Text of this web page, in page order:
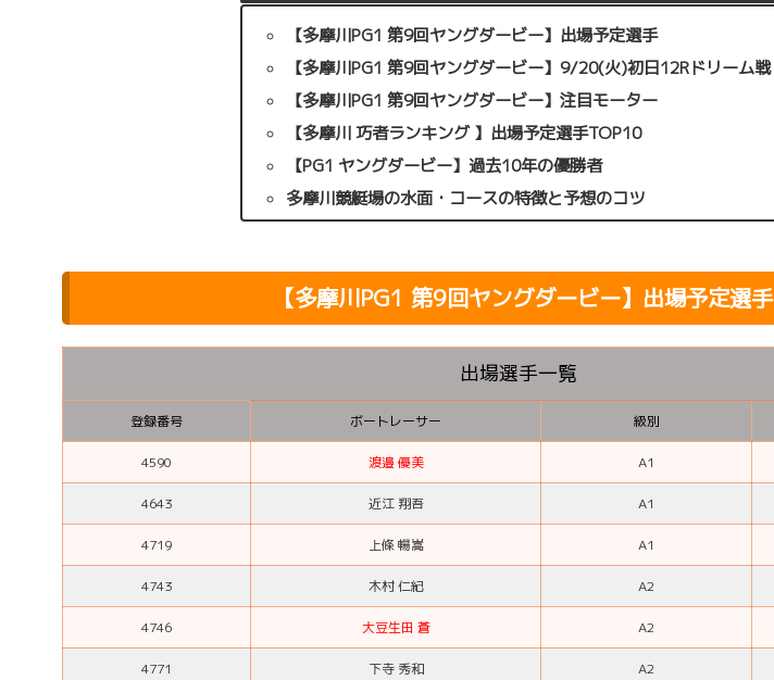
【多摩川PG1 第9回ヤングダービー】出場予定選手
【多摩川PG1 第9回ヤングダービー】9/20(火)初日12Rドリーム戦
【多摩川PG1 第9回ヤングダービー】注目モーター
【多摩川 巧者ランキング 】出場予定選手TOP10
【PG1 ヤングダービー】過去10年の優勝者
多摩川競艇場の水面・コースの特徴と予想のコツ
【多摩川PG1 第9回ヤングダービー】出場予定選手
出場選手一覧
登録番号 ボートレーサー 級別
4590 渡邉 優美 A1
4643 近江 翔吾 A1
4719 上條 暢嵩 A1
4743 木村 仁紀 A2
4746 大豆生田 蒼 A2
4771 下寺 秀和 A2